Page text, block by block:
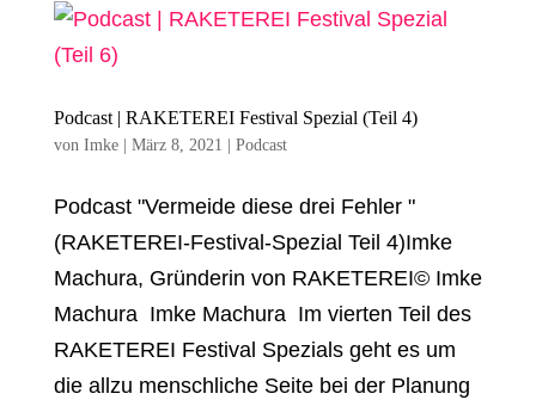
Podcast | RAKETEREI Festival Spezial (Teil 4)
von Imke| März 8, 2021 Podcast
Podcast "Vermeide diese drei Fehler "
(RAKETEREI-Festival-Spezial Teil 4)Imke
Machura, Gründerin von RAKETEREI© Imke
Machura Imke Machura Im vierten Teil des
RAKETEREI Festival Spezials geht es um
die allzu menschliche Seite bei der Planung